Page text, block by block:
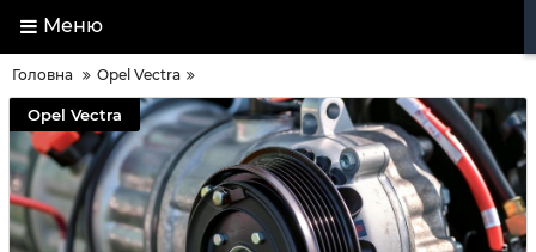
Меню
Головна Opel Vectra
Opel Vectra